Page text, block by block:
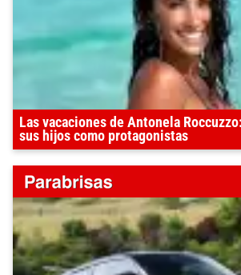
Las vacaciones de Antonela
sus hijos como protagonistas